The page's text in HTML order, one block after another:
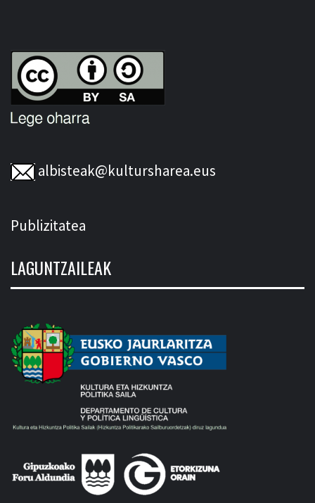
albisteak@kultursharea.eus
Publizitatea
LAGUNTZAILEAK